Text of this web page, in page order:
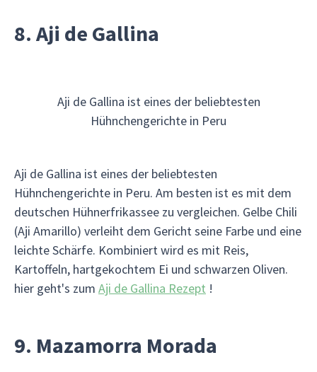
8. Aji de Gallina
Aji de Gallina ist eines der beliebtesten
Hühnchengerichte in Peru
Aji de Gallina ist eines der beliebtesten
Hühnchengerichte in Peru. Am besten ist es mit dem
deutschen Hühnerfrikassee zu vergleichen. Gelbe Chili
(Aji Amarillo) verleiht dem Gericht seine Farbe und eine
leichte Schärfe. Kombiniert wird es mit Reis,
Kartoffeln, hartgekochtem Ei und schwarzen Oliven.
hier geht's zum Aji de Gallina Rezept !
9. Mazamorra Morada